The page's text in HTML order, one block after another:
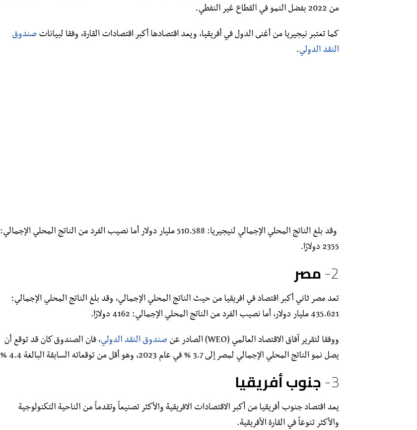
من 2022 بفضل النمو في القطاع غير النفطي.
كما تعتبر نيجيريا من أغنى الدول في أفريقيا، ويعد اقتصادها أكبر اقتصادات القارة، وفقا لبيانات صندوق
النقد الدولي.
وقد بلغ الناتج المحلي الإجمالي لنيجيريا: 510.588 مليار دولار أما نصيب الفرد من الناتج المحلي الإجمالي:
2355 دولارًا.
2- مصر
تعد مصر ثاني أكبر اقتصاد في افريقيا من حيث الناتج المحلي الإجمالي، وقد بلغ الناتج المحلي الإجمالي:
435.621 مليار دولار، أما نصيب الفرد من الناتج المحلي الإجمالي: 4162 دولارًا.
ووفقا لتقرير آفاق الاقتصاد العالمي (WEO) الصادر عن صندوق النقد الدولي، فان الصندوق كان قد توقع أن
يصل نمو الناتج المحلي الإجمالي لمصر إلى 3.7 % في عام 2023، وهو أقل من توقعاته السابقة البالغة 4.4 %.
3- جنوب أفريقيا
يعد اقتصاد جنوب أفريقيا من أكبر الاقتصادات الافريقية والأكثر تصنيعاً وتقدماً من الناحية التكنولوجية
والأكثر تنوعاً في القارة الأفريقية.